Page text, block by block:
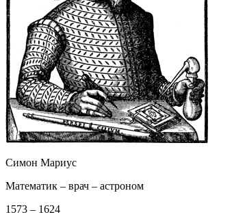
Симон Мариус
Математик – врач – астроном
1573 – 1624